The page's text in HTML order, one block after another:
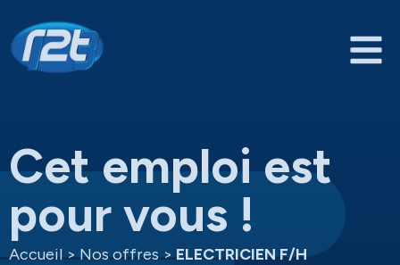
Cet emploi est
pour vous !
Accueil > Nos offres > ELECTRICIEN F/H